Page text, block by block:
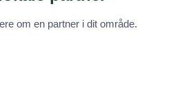
om en partner i dit område.